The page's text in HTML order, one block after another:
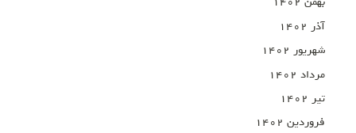
بهمن ۱۴۰۲
آذر ۱۴۰۲
شهریور ۱۴۰۲
مرداد ۱۴۰۲
تیر ۱۴۰۲
فروردین ۱۴۰۲